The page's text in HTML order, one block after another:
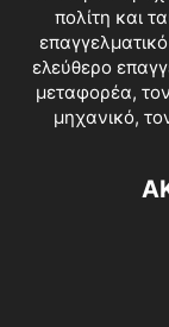
πολίτη και
ελεύθερο
μεταφορέα,
μηχανικό,